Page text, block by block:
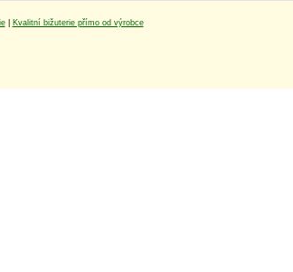
|
Kvalitní bižuterie přímo od výrobce